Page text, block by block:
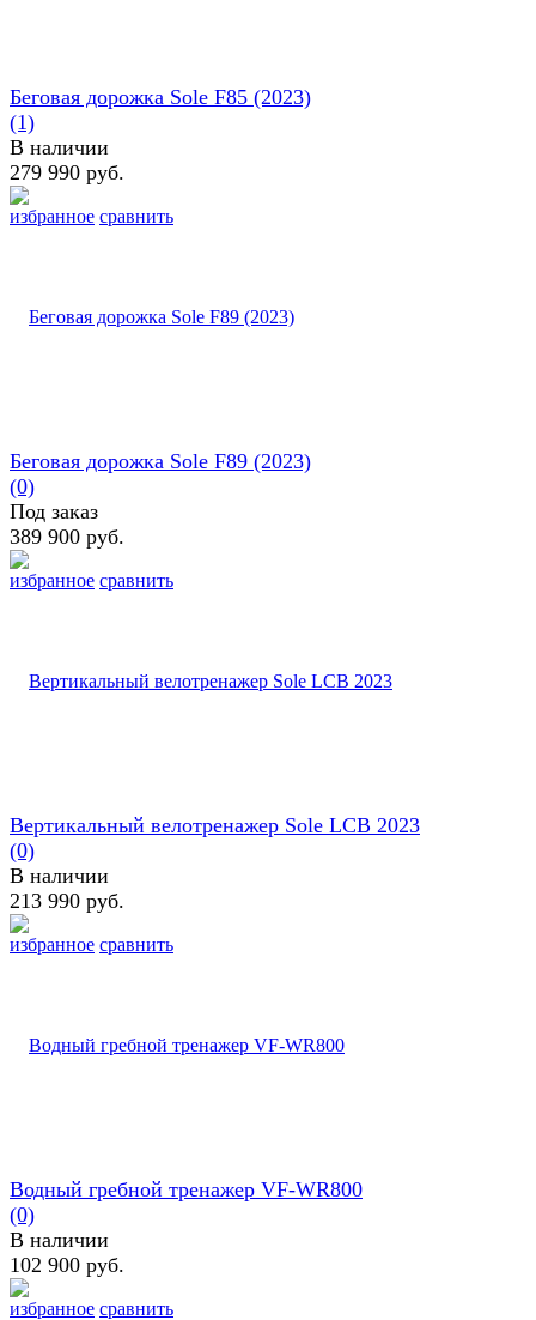
избранное сравнить
Беговая дорожка Sole F85 (2023)
(1)
В наличии
279 990 руб.
избранное сравнить
Беговая дорожка Sole F89 (2023)
(0)
Под заказ
389 900 руб.
избранное сравнить
Вертикальный велотренажер Sole LCB 2023
(0)
В наличии
213 990 руб.
избранное сравнить
Водный гребной тренажер VF-WR800
(0)
В наличии
102 900 руб.